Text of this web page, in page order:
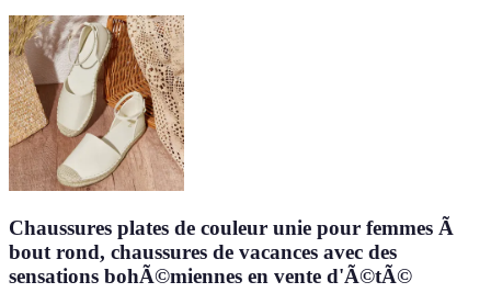
Chaussures plates de couleur unie pour femmes Ã
bout rond, chaussures de vacances avec des
sensations bohÃ©miennes en vente d'Ã©tÃ©